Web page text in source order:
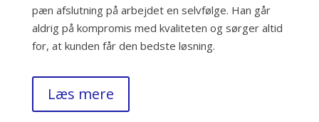
pæn afslutning på arbejdet en selvfølge. Han går
aldrig på kompromis med kvaliteten og sørger altid
for, at kunden får den bedste løsning.
Læs mere